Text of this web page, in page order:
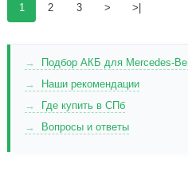
1 2 3 > >|
Подбор АКБ для Mercedes-
Наши рекомендации
Где купить в СПб
Вопросы и ответы